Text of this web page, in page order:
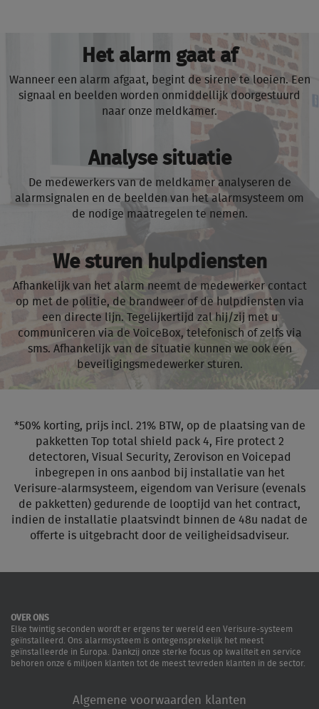
Het alarm gaat af
Wanneer een alarm afgaat, begint de sirene te loeien. Een
signaal en beelden worden onmiddellijk doorgestuurd
naar onze meldkamer.
Analyse situatie
De medewerkers van de meldkamer analyseren de
alarmsignalen en de beelden van het alarmsysteem om
de nodige maatregelen te nemen.
We sturen hulpdiensten
Afhankelijk van het alarm neemt de medewerker contact
op met de politie, de brandweer of de hulpdiensten via
een directe lijn. Tegelijkertijd zal hij/zij met u
communiceren via de VoiceBox, telefonisch of zelfs via
sms. Afhankelijk van de situatie kunnen we ook een
beveiligingsmedewerker sturen.
*50% korting, prijs incl. 21% BTW, op de plaatsing van de
pakketten Top total shield pack 4, Fire protect 2
detectoren, Visual Security, Zerovison en Voicepad
inbegrepen in ons aanbod bij installatie van het
Verisure-alarmsysteem, eigendom van Verisure (evenals
de pakketten) gedurende de looptijd van het contract,
indien de installatie plaatsvindt binnen de 48u nadat de
offerte is uitgebracht door de veiligheidsadviseur.
OVER ONS
Elke twintig seconden wordt er ergens ter wereld een Verisure-systeem
geïnstalleerd. Ons alarmsysteem is ontegensprekelijk het meest
geïnstalleerde in Europa. Dankzij onze sterke focus op kwaliteit en service
behoren onze 6 miljoen klanten tot de meest tevreden klanten in de sector.
Algemene voorwaarden klanten